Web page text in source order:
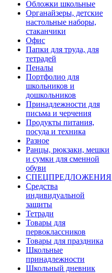
Обложки школьные
Органайзеры, детские
настольные наборы,
стаканчики
Офис
Папки для труда, для
тетрадей
Пеналы
Портфолио для
школьников и
дошкольников
Принадлежности для
письма и черчения
Продукты питания,
посуда и техника
Разное
Ранцы, рюкзаки, мешки
и сумки для сменной
обуви
СПЕЦПРЕДЛОЖЕНИЯ
Средства
индивидуальной
защиты
Тетради
Товары для
первоклассников
Товары для праздника
Школьные
принадлежности
Школьный дневник